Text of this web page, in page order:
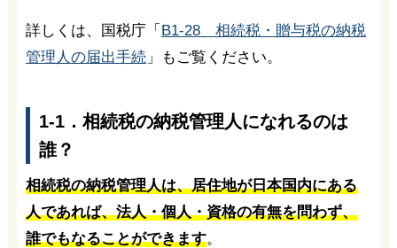
詳しくは、国税庁「 B1-28 相続税・贈与税の納税
管理人の届出手続」もご覧ください。
1-1．相続税の納税管理人になれるのは
誰？
相続税の納税管理人は、居住地が日本国内にある
人であれば、法人・個人・資格の有無を問わず、
誰でもなることができます。